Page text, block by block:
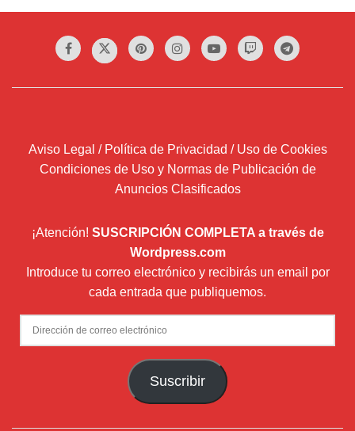
Aviso Legal / Política de Privacidad / Uso de Cookies
Condiciones de Uso y Normas de Publicación de
Anuncios Clasificados
¡Atención! SUSCRIPCIÓN COMPLETA a través de
Wordpress.com
Introduce tu correo electrónico y recibirás un email por
cada entrada que publiquemos.
Dirección
de
Suscribir